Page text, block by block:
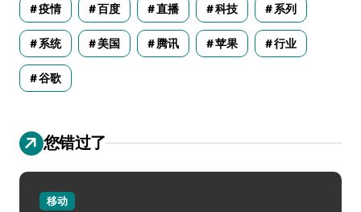
疫情 百度 直播 科技 系列
系统 美国 腾讯 苹果 行业
谷歌
您错过了
移动